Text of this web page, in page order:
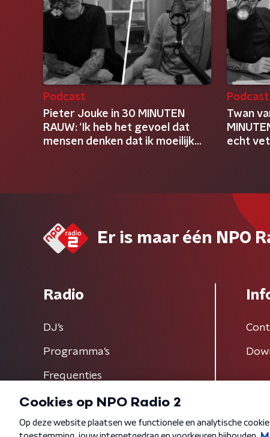
Podcast
Pieter Jouke in 30 MINUTEN
RAUW: ‘Ik heb het gevoel dat
mensen denken dat ik moeilijk
Podcast
Twan
echt
Er is maar één NPO
Radio
DJ’s
Programma's
Frequenties